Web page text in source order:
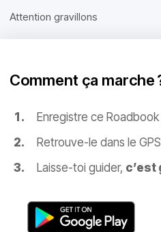
Attention gravillons
Comment ça marche
Enregistre ce
Retrouve-le dans le
Laisse-toi guider,